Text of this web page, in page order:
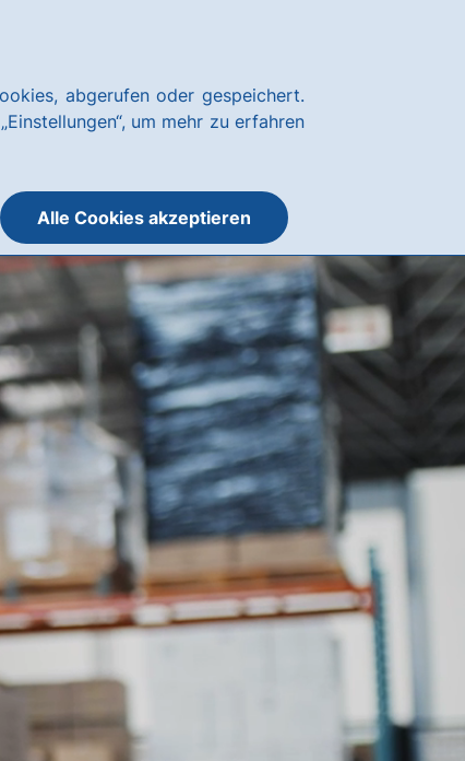
abgerufen oder gespeichert.
um mehr zu erfahren
Alle Cookies akzeptieren
hausbanking Login